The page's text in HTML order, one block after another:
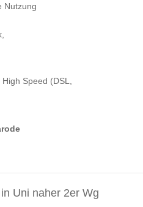
Nutzung
Speed (DSL,
Uni naher 2er Wg